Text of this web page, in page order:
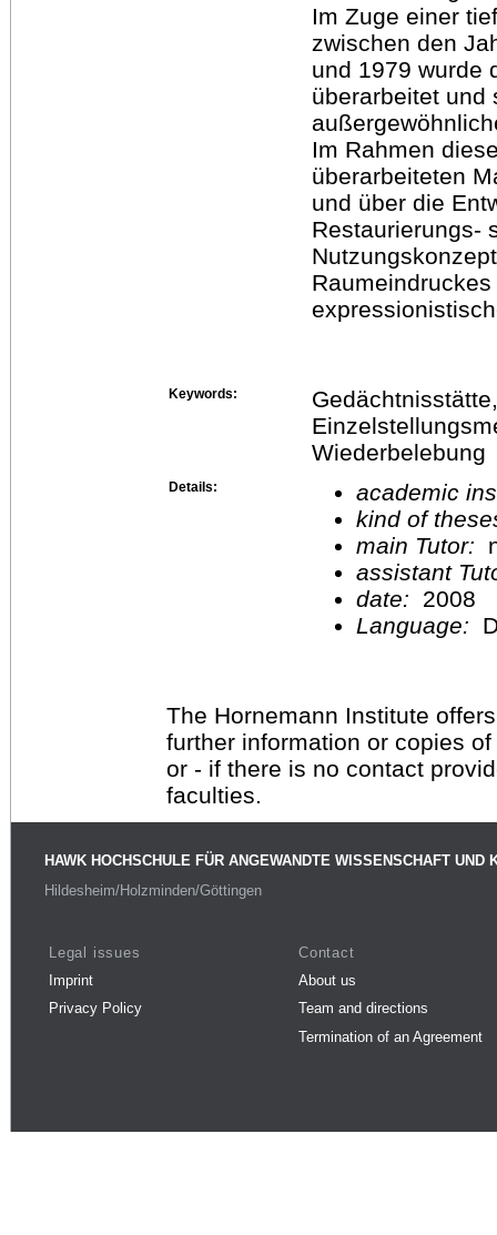
Im Zuge einer
zwischen den
und 1979 wurde
überarbeitet und
Im Rahmen
überarbeiteten
und über die
Restaurierungs-
Keywords:
Wiederbelebung
Details:
academic
kind of
main Tutor:
assistant
date:
2008
Language:
The Hornemann Institute
further information or copies
or - if there is no contact
faculties.
HAWK HOCHSCHULE FÜR ANGEWANDTE WISSENSCHAFT UND
Hildesheim/Holzminden/Göttingen
Legal issues
Imprint
Privacy Policy
Contact
About us
Team and directions
Termination of an Agreement